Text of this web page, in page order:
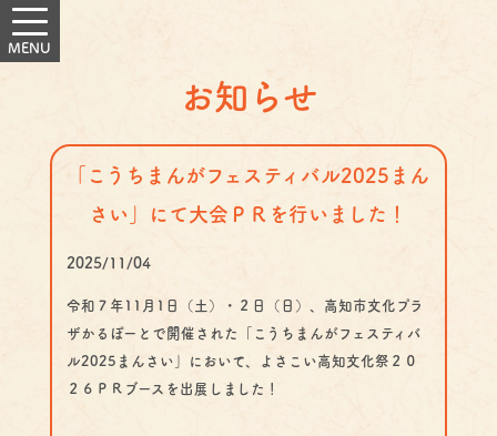
お知らせ
「こうちまんがフェスティバル2025まん
さい」にて大会ＰＲを行いました！
2025/11/04
令和７年11月1日（土）・２日（日）、高知市文化プラ
ザかるぽーとで開催された「こうちまんがフェスティバ
ル2025まんさい」において、よさこい高知文化祭２０
２６ＰＲブースを出展しました！